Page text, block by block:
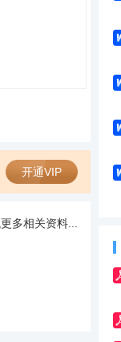
开通VIP
多相关资料...